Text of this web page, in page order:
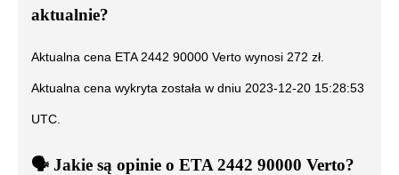
aktualnie?
Aktualna cena ETA 2442 90000 Verto wynosi 272 zł.
Aktualna cena wykryta została w dniu 2023-12-20 15:28:53
UTC
🗣️ ️ Jakie są opinie o ETA 2442 90000 Verto?